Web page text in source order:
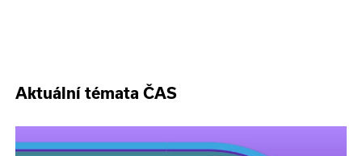
Aktuální témata ČAS